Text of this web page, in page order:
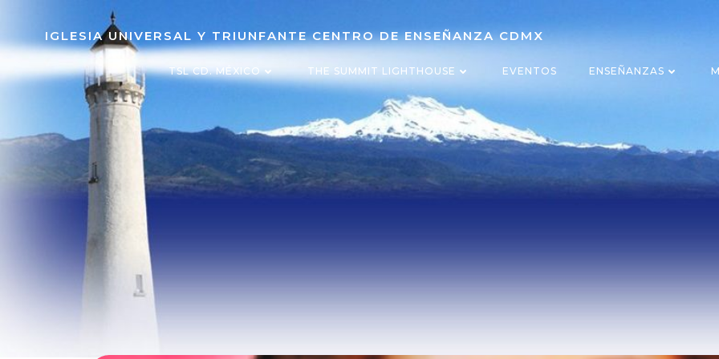
IGLESIA UNIVERSAL Y TRIUNFANTE CENTRO DE ENSEÑANZA CDMX
TSL CD. MÉXICO THE SUMMIT LIGHTHOUSE EVENTOS ENSEÑANZAS